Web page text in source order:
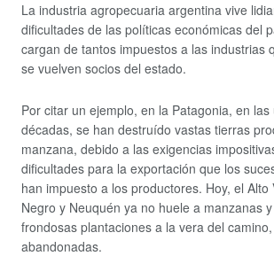
La industria agropecuaria argentina vive
dificultades de las políticas económicas del
cargan de tantos impuestos a las industrias
se vuelven socios del estado.
Por citar un ejemplo, en la Patagonia, en las
décadas, se han destruído vastas tierras
manzana, debido a las exigencias
dificultades para la exportación que los
han impuesto a los productores. Hoy, el Alto
Negro y Neuquén ya no huele a manzanas
frondosas plantaciones a la vera del
abandonadas.